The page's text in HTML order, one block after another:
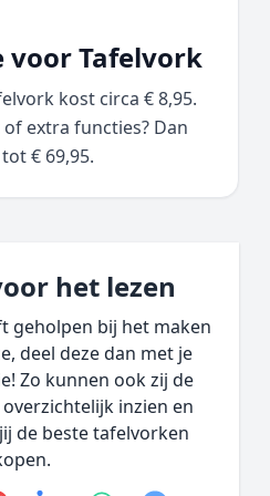
voor Tafelvork
kost circa € 8,95.
extra functies? Dan
€ 69,95.
het lezen
geholpen bij het maken
deel deze dan met je
Zo kunnen ook zij de
inzien en
de beste tafelvorken